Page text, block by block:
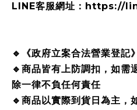
LINE客服網址：https://
🔹《政府立案合法營業登記》
🔹商品皆有上防調扣，如需
除一律不負任何責任
🔹商品以實際到貨日為主，